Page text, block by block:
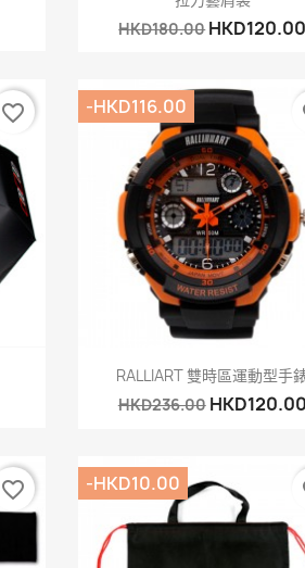
HKD180.00HKD120.00
favorite_border
快速查看
RALLIART 雙時區運動型手
HKD236.00 HKD120.00
-HKD116.00
favorite_border -HKD10.00